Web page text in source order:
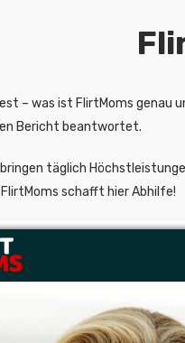
– was ist FlirtMoms genau
Bericht beantwortet.
täglich
schafft hier Abhilfe!